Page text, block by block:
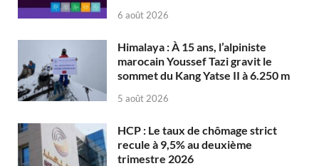
6 août 2026
Himalaya : À 15 ans, l’alpiniste
marocain Youssef Tazi gravit le
sommet du Kang Yatse II à 6.250 m
5 août 2026
HCP : Le taux de chômage strict
recule à 9,5% au deuxième
trimestre 2026